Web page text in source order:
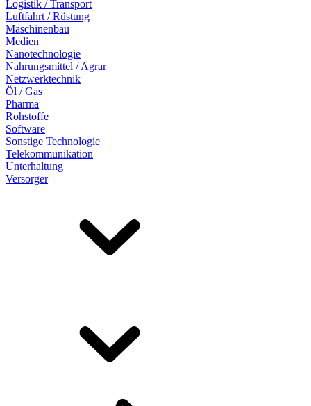
Logistik / Transport
Luftfahrt / Rüstung
Maschinenbau
Medien
Nanotechnologie
Nahrungsmittel / Agrar
Netzwerktechnik
Öl / Gas
Pharma
Rohstoffe
Software
Sonstige Technologie
Telekommunikation
Unterhaltung
Versorger